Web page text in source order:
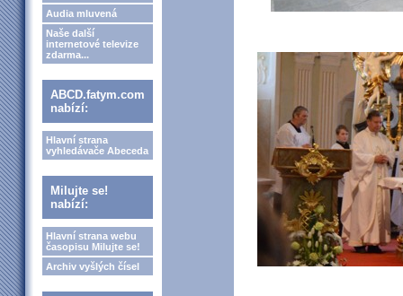
Audia mluvená
Naše další
internetové televize
zdarma...
ABCD.fatym.com
nabízí:
Hlavní strana
vyhledávače Abeceda
Milujte se!
nabízí:
Hlavní strana webu
časopisu Milujte se!
Archiv vyšlých čísel